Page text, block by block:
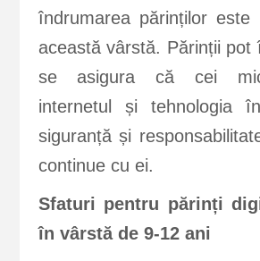
îndrumarea părinților este
această vârstă. Părinții pot
se asigura că cei
internetul și tehnologia
siguranță și
continue cu ei.
Sfaturi pentru părinți
în vârstă de 9-12 ani